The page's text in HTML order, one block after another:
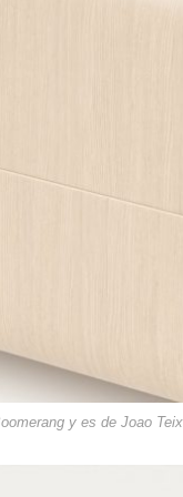
y es de Joao